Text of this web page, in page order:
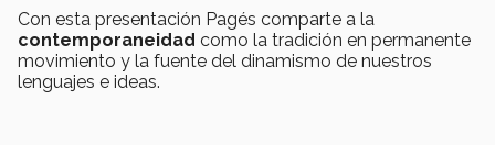
Con esta presentación Pagés comparte a la
contemporaneidad como la tradición en permanente
movimiento y la fuente del dinamismo de nuestros
lenguajes e ideas.